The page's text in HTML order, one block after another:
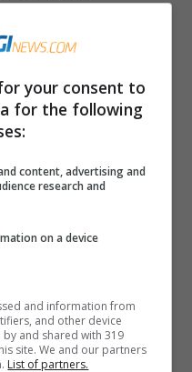
il giorno di Santa
,Bergamo,
,Cremona
eVerona, a
accumuli variabili
farà a Natale?
your consent to
for the following
content, advertising and
research and
on a device
and information from
and other device
and shared with 319
site. We and our partners
List of partners.